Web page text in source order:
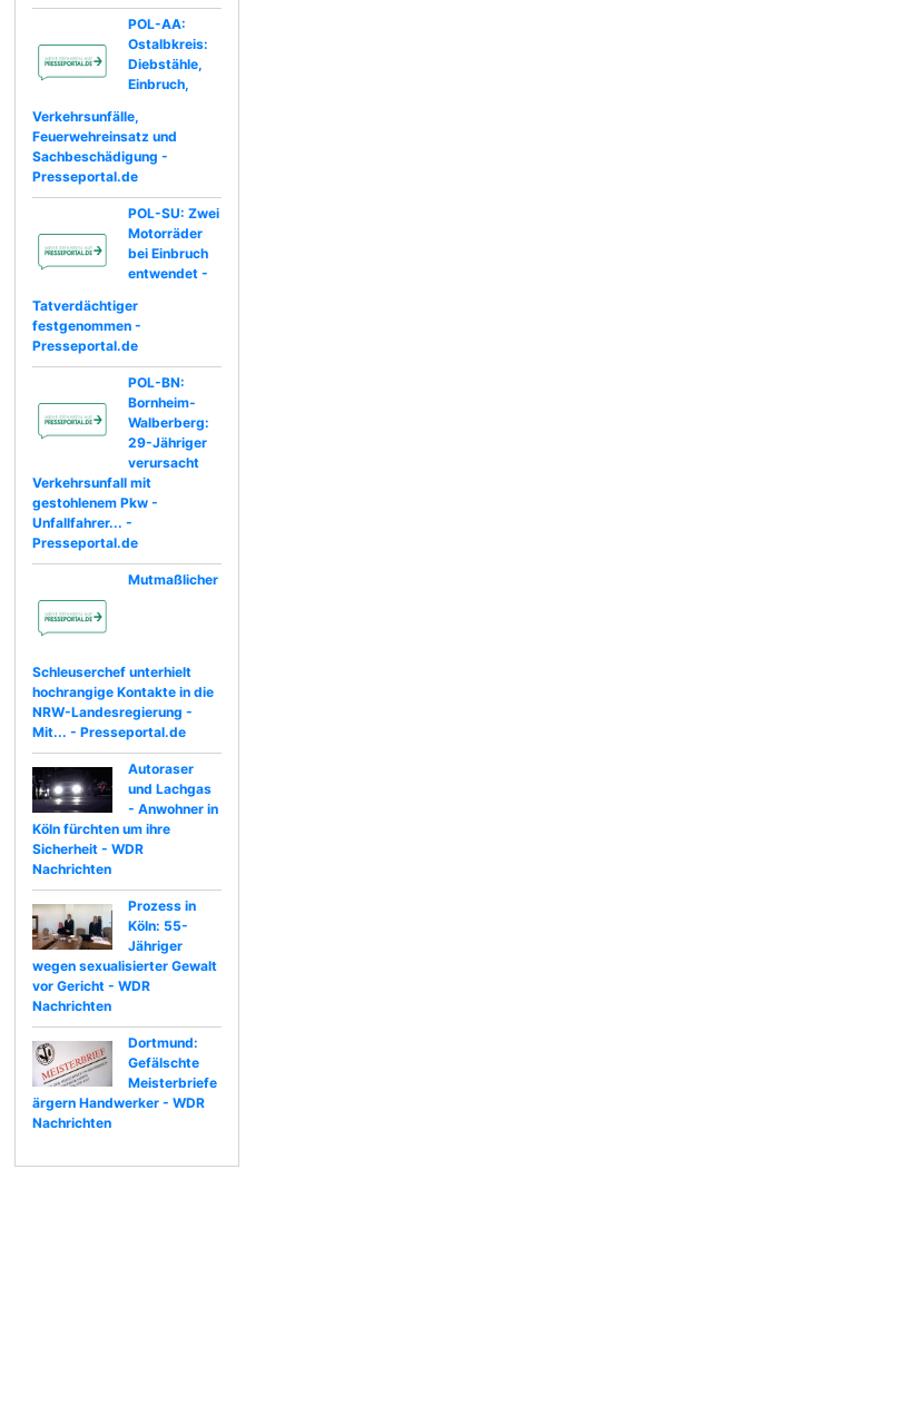
POL-AA:
Ostalbkreis:
Diebstähle,
Einbruch,
Verkehrsunfälle,
Feuerwehreinsatz und
Sachbeschädigung -
Presseportal.de
POL-SU: Zwei
Motorräder
bei Einbruch
entwendet -
Tatverdächtiger
festgenommen -
Presseportal.de
POL-BN:
Bornheim-
Walberberg:
29-Jähriger
verursacht
Verkehrsunfall mit
gestohlenem Pkw -
Unfallfahrer... -
Presseportal.de
Mutmaßlicher
Schleuserchef unterhielt
hochrangige Kontakte in die
NRW-Landesregierung -
Mit... - Presseportal.de
Autoraser
und Lachgas
- Anwohner in
Köln fürchten um ihre
Sicherheit - WDR
Nachrichten
Prozess in
Köln: 55-
Jähriger
wegen sexualisierter Gewalt
vor Gericht - WDR
Nachrichten
Dortmund:
Gefälschte
Meisterbriefe
ärgern Handwerker - WDR
Nachrichten